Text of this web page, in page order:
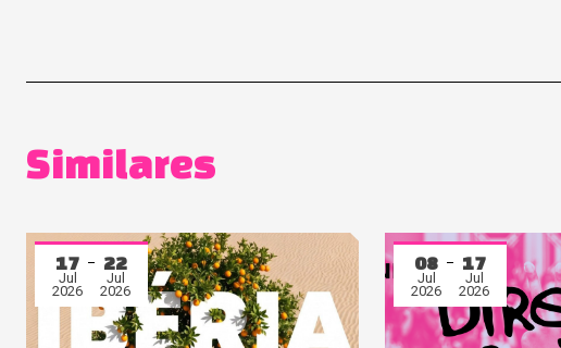
Similares
17
Jul
2026
22
Jul
2026
08
Jul
2026
17
Jul
2026